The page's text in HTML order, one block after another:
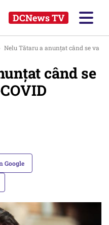
DCNews TV
Nelu Tătaru a anunțat când se va
când se
Google